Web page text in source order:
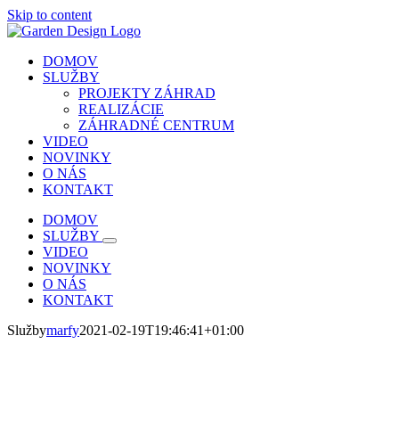
Skip to content
DOMOV
SLUŽBY
PROJEKTY ZÁHRAD
REALIZÁCIE
ZÁHRADNÉ CENTRUM
VIDEO
NOVINKY
O NÁS
KONTAKT
DOMOV
SLUŽBY
VIDEO
NOVINKY
O NÁS
KONTAKT
Službymarfy2021-02-19T19:46:41+01:00